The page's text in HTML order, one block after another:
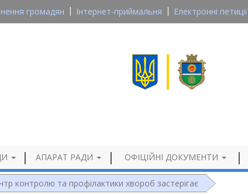
громадян Інтернет-приймальня
Електронні петиції
АПАРАТ РАДИ ОФІЦІЙНІ ДОКУМЕНТИ
контролю та профілактики хвороб застерігає